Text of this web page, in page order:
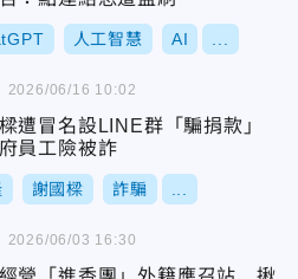
人工智慧 AI
遭冒名設LINE群「騙捐款」
員工險被詐
謝國樑 詐騙
2026/06/16 10:02
2026/06/03 16:30